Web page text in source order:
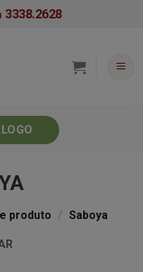
3338.2628
produto / Saboya